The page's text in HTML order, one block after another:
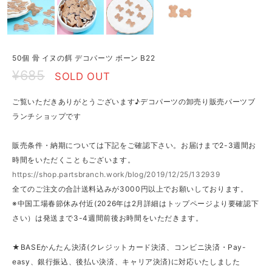
50個 骨 イヌの餌 デコパーツ ボーン B22
¥685 SOLD OUT
ご覧いただきありがとうございます♪デコパーツの卸売り販売パーツブ
ランチショップです
販売条件・納期については下記をご確認下さい。お届けまで2-3週間お
時間をいただくこともございます。
https://shop.partsbranch.work/blog/2019/12/25/132939
全てのご注文の合計送料込みが3000円以上でお願いしております。
※中国工場春節休み付近(2026年は2月詳細はトップページより要確認下
さい）は発送まで3-4週間前後お時間をいただきます。
★BASEかんたん決済(クレジットカード決済、コンビニ決済・Pay-
easy、銀行振込、後払い決済、キャリア決済)に対応いたしました